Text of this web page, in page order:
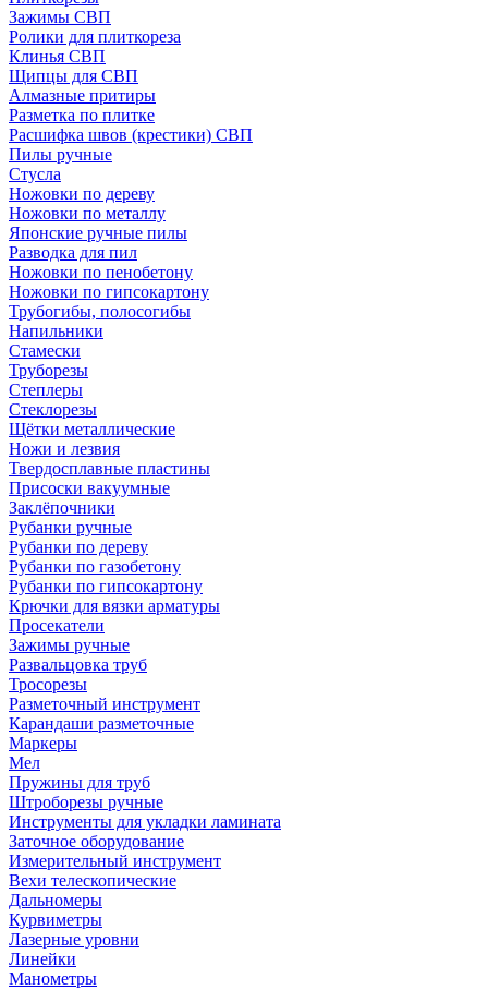
Зажимы СВП
Ролики для плиткореза
Клинья СВП
Щипцы для СВП
Алмазные притиры
Разметка по плитке
Расшифка швов (крестики) СВП
Пилы ручные
Стусла
Ножовки по дереву
Ножовки по металлу
Японские ручные пилы
Разводка для пил
Ножовки по пенобетону
Ножовки по гипсокартону
Трубогибы, полосогибы
Напильники
Стамески
Труборезы
Степлеры
Стеклорезы
Щётки металлические
Ножи и лезвия
Твердосплавные пластины
Присоски вакуумные
Заклёпочники
Рубанки ручные
Рубанки по дереву
Рубанки по газобетону
Рубанки по гипсокартону
Крючки для вязки арматуры
Просекатели
Зажимы ручные
Развальцовка труб
Тросорезы
Разметочный инструмент
Карандаши разметочные
Маркеры
Мел
Пружины для труб
Штроборезы ручные
Инструменты для укладки ламината
Заточное оборудование
Измерительный инструмент
Вехи телескопические
Дальномеры
Курвиметры
Лазерные уровни
Линейки
Манометры